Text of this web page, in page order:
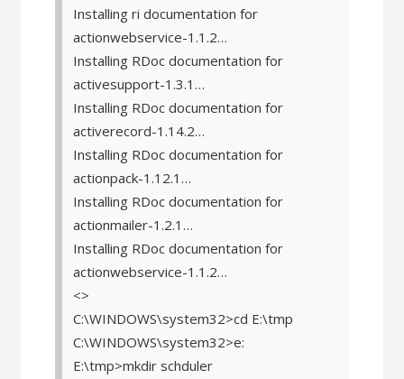
Installing ri documentation for
actionwebservice-1.1.2…
Installing RDoc documentation for
activesupport-1.3.1…
Installing RDoc documentation for
activerecord-1.14.2…
Installing RDoc documentation for
actionpack-1.12.1…
Installing RDoc documentation for
actionmailer-1.2.1…
Installing RDoc documentation for
actionwebservice-1.1.2…
<>
C:\WINDOWS\system32>cd E:\tmp
C:\WINDOWS\system32>e:
E:\tmp>mkdir schduler